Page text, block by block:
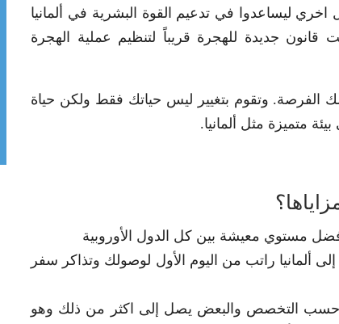
ليساعدوا في تدعيم القوة البشرية في ألمانيا
قانون جديدة للهجرة قريباً لتنظيم عملية الهجرة
الفرصة. وتقوم بتغيير ليس حياتك فقط ولكن حياة
متميزة مثل ألمانيا.
مستوي معيشة بين كل الدول الأوروبية
ألمانيا راتب من اليوم الأول لوصولك وتذاكر سفر
3000 – 6000 يورو شهرياً حسب التخصص والبعض يصل إلى اكثر من ذلك وهو